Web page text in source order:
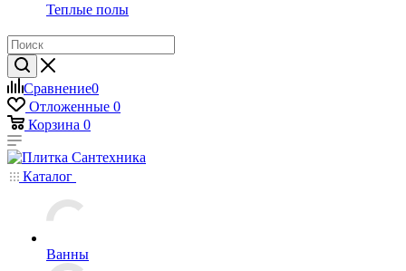
Теплые полы
Сравнение0
Отложенные 0
Корзина 0
Каталог
Ванны